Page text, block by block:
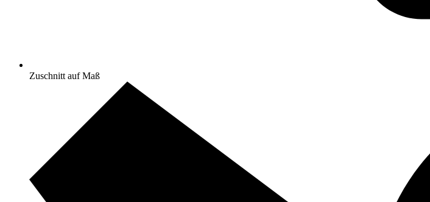
Zuschnitt auf Maß